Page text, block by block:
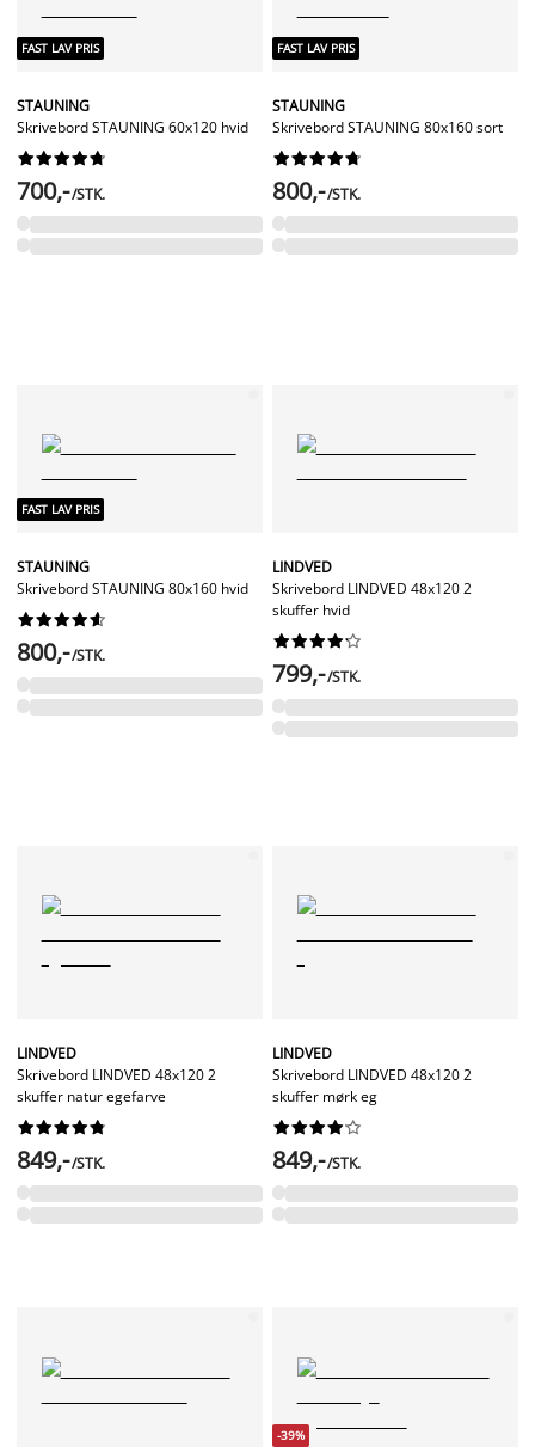
FAST LAV PRIS
STAUNING
Skrivebord STAUNING 60x120 hvid






700,-/STK.
FAST LAV PRIS
STAUNING
Skrivebord STAUNING 80x160 sort






800,-/STK.
FAST LAV PRIS
STAUNING
Skrivebord STAUNING 80x160 hvid






800,-/STK.
LINDVED
Skrivebord LINDVED 48x120 2
skuffer hvid






799,-/STK.
LINDVED
Skrivebord LINDVED 48x120 2
skuffer natur egefarve






849,-/STK.
LINDVED
Skrivebord LINDVED 48x120 2
skuffer mørk eg






849,-/STK.
-39%